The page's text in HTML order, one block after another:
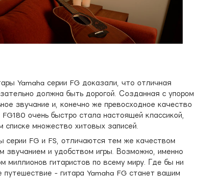
Yamaha серии FG доказали, что отличная
должна быть дорогой. Созданная с упором
звучание и, конечно же превосходное качество
FG180 очень быстро стала настоящей классикой,
множество хитовых записей.
серии FG и FS, отличаются тем же качеством
звучанием и удобством игры. Возможно, именно
миллионов гитаристов по всему миру. Где бы ни
- гитара Yamaha FG станет вашим